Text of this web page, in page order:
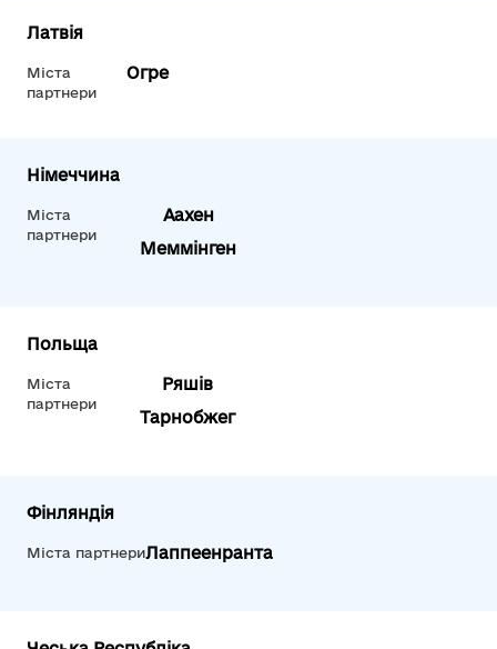
Латвія
Міста
партнери
Огре
Німеччина
Міста
партнери
Аахен
Меммінген
Польща
Міста
партнери
Ряшів
Тарнобжег
Фінляндія
Міста партнериЛаппеенранта